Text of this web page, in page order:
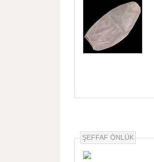
ŞEFFAF ÖNLÜK